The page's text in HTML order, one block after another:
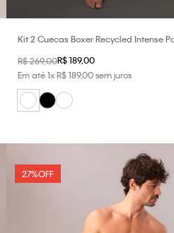
Kit 2 Cuecas Boxer Recycled Intense
R$269,00R$189,00
Em até1xR$189,00sem juros
27%OFF